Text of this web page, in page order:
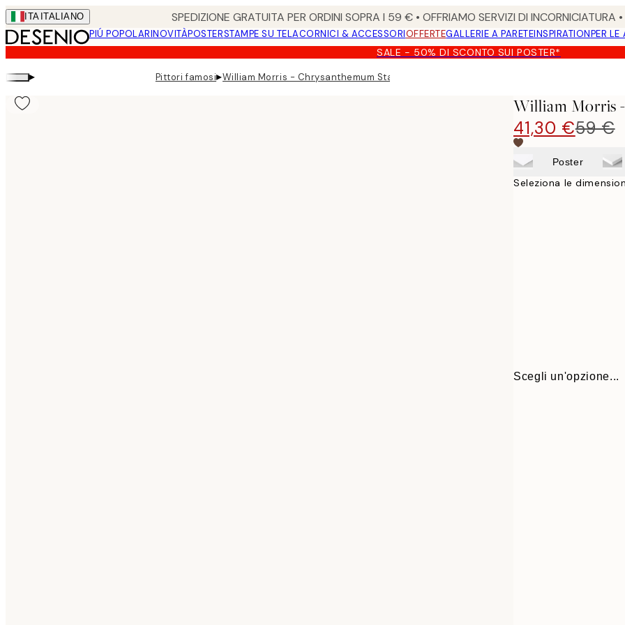
Skip
to
main
content.
ITA ITALIANO SPEDIZIONE GRATUITA PER ORDINI SOPRA I 59 € • OFFRIAMO SERVIZI DI
PIÚ POPOLARINOVITÀPOSTERSTAMPE SU TELACORNICI & ACCESSORIOFFERTEGALLERIE A PARETEINSPIRATIONPER LE
SALE - 50% DI SCONTO SUI POSTER*
▸ Pittori famosi▸William Morris - Chrysanthemum Stampa su Tela
William Morris
41,30 €59 €
Poster
Seleziona le
Scegli un'opzione...